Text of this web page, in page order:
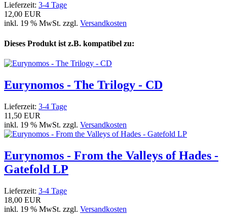
Lieferzeit: 3-4 Tage
12,00 EUR
inkl. 19 % MwSt. zzgl. Versandkosten
Dieses Produkt ist z.B. kompatibel zu:
Eurynomos - The Trilogy - CD
Lieferzeit: 3-4 Tage
11,50 EUR
inkl. 19 % MwSt. zzgl. Versandkosten
Eurynomos - From the Valleys of Hades -
Gatefold LP
Lieferzeit: 3-4 Tage
18,00 EUR
inkl. 19 % MwSt. zzgl. Versandkosten